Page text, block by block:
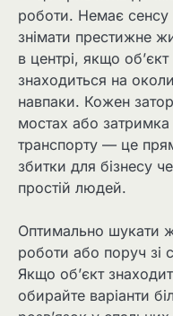
роботи. Немає сенсу
знімати престижне
в центрі, якщо об’єкт
знаходиться на
навпаки. Кожен
мостах або затримка
транспорту — це
збитки для бізнесу
простій людей.
Оптимально шукати
роботи або поруч зі
Якщо об’єкт
обирайте варіанти